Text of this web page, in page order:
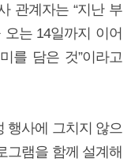
관계자는 “지난 부
는 14일까지 이어
를 담은 것”이라고
행사에 그치지 않으
그램을 함께 설계해